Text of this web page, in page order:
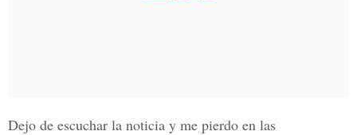
Dejo de escuchar la noticia y me pierdo en las